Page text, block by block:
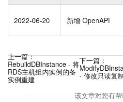
2022-06-20 新增 OpenAPI
上一篇：
RebuildDBInstance - 将
RDS主机组内实例的备
实例重建
下一篇：
- 修改只读复
该文章对您有帮